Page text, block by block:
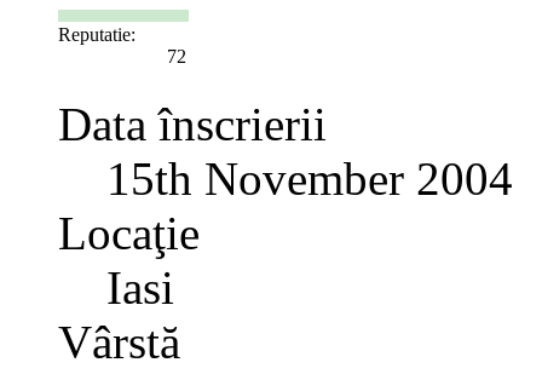
Reputatie:
72
Data înscrierii
15th November 2004
Locaţie
Iasi
Vârstă